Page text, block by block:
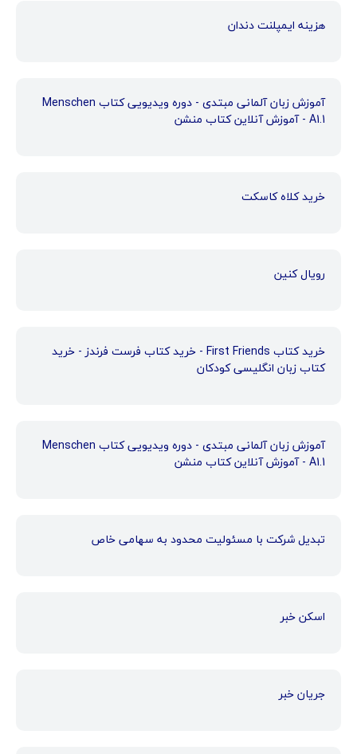
هزینه ایمپلنت دندان
آموزش زبان آلمانی مبتدی - دوره ویدیویی کتاب Menschen
A1.1 - آموزش آنلاین کتاب منشن
خرید کلاه کاسکت
رویال کنین
خرید کتاب First Friends - خرید کتاب فرست فرندز - خرید
کتاب زبان انگلیسی کودکان
آموزش زبان آلمانی مبتدی - دوره ویدیویی کتاب Menschen
A1.1 - آموزش آنلاین کتاب منشن
تبدیل شرکت با مسئولیت محدود به سهامی خاص
اسکن خبر
جریان خبر